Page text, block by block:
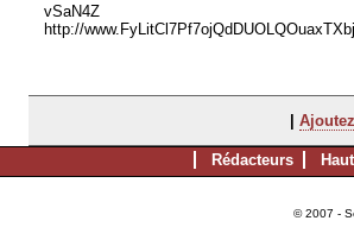
vSaN4Z
http://
|
Rédacteurs
© 2007 -